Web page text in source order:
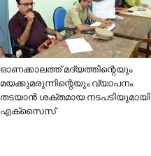
ഓണക്കാലത്ത് മദ്യത്തിന്റെയും
മയക്കുമരുന്നിന്റെയും വ്യാപനം
തടയാൻ ശക്തമായ നടപടിയുമായി
എക്സൈസ്